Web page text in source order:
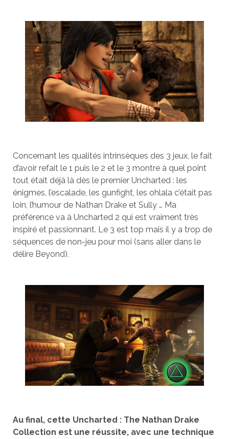
Concernant les qualités intrinsèques des 3 jeux, le fait
d’avoir refait le 1 puis le 2 et le 3 montre à quel point
tout était déjà là dès le premier Uncharted : les
énigmes, l’escalade, les gunfight, les ohlala c’était pas
loin, l’humour de Nathan Drake et Sully … Ma
préférence va à Uncharted 2 qui est vraiment très
inspiré et passionnant. Le 3 est top mais il y a trop de
séquences de non-jeu pour moi (sans aller dans le
délire Beyond).
Au final, cette Uncharted : The Nathan Drake
Collection est une réussite, avec une technique